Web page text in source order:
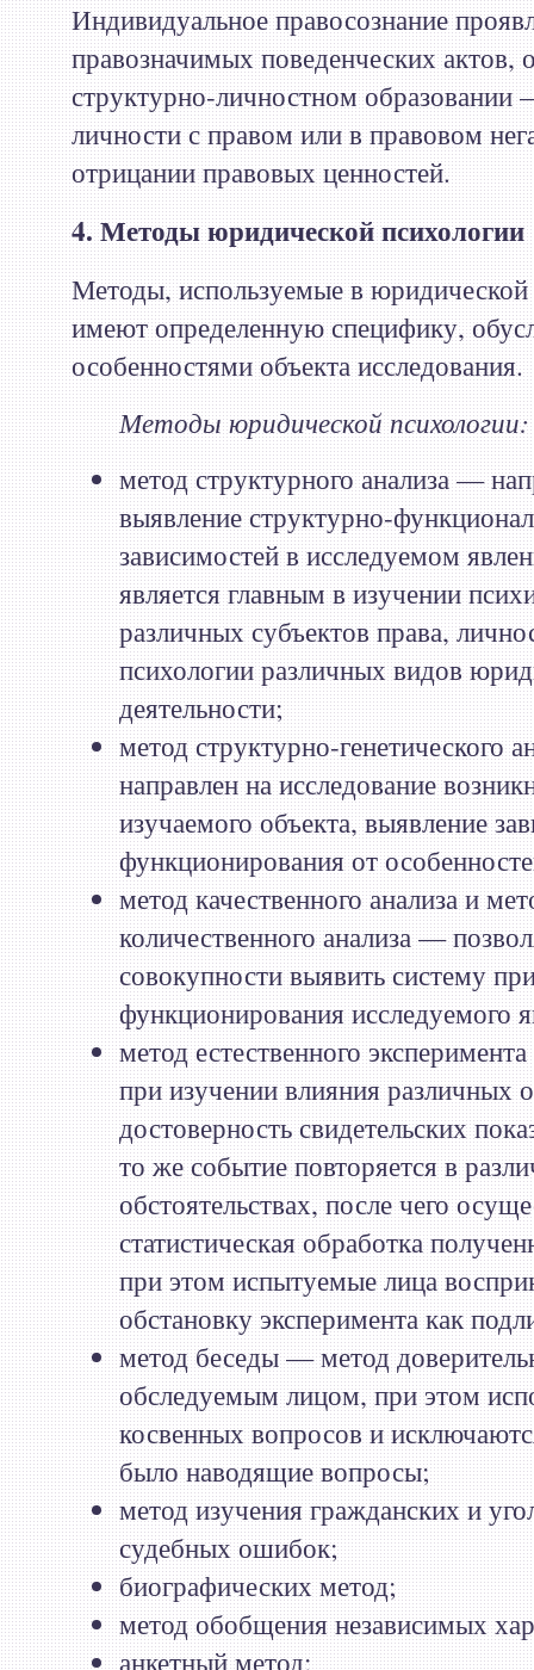
Индивидуальное правосознание
правозначимых поведенческих актов,
структурно-личностном образовании
личности с правом или в правовом
отрицании правовых ценностей.
4. Методы юридической психологии
Методы, используемые в юридической
имеют определенную специфику,
особенностями объекта исследования.
Методы юридической психологии:
метод структурного анализа —
выявление структурно-
зависимостей в исследуемом
является главным в изучении
различных субъектов права,
психологии различных видов
деятельности;
метод структурно-генетического
направлен на исследование
изучаемого объекта, выявление
функционирования от
метод качественного анализа и
количественного анализа —
совокупности выявить систему
функционирования исследуемого
метод естественного
при изучении влияния различных
достоверность свидетельских
то же событие повторяется в
обстоятельствах, после чего
статистическая обработка
при этом испытуемые лица
обстановку эксперимента как
метод беседы — метод
обследуемым лицом, при этом
косвенных вопросов и
было наводящие вопросы;
метод изучения гражданских и
судебных ошибок;
биографических метод;
метод обобщения независимых
анкетный метод;